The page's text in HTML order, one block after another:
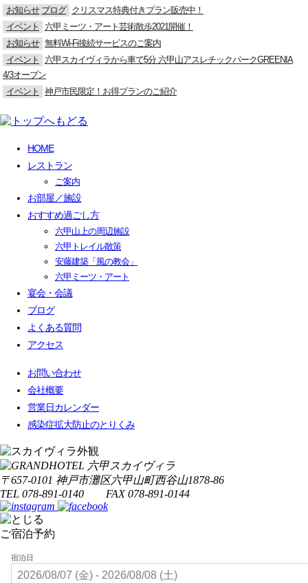
お知らせ ブログ
クリスマス特典付きプラン販売中！
イベント
六甲ミーツ・アート芸術散歩2021開催！
お知らせ 無料Wi-Fi接続サービスのご案内
イベント
六甲スカイヴィラから車で5分 六甲山アスレチックパークGREENIA
4/3オープン
イベント
神戸市民限定！お得プランのご紹介
HOME
レストラン
ご案内
お部屋／施設
おすすめ過ごし方
六甲山上の周辺施設
六甲トレイル散策
安藤建築「風の教会」
六甲ミーツ・アート
宴会・会議
ブログ
よくある質問
アクセス
お問い合わせ
会社概要
営業日カレンダー
感染症拡大防止のとりくみ
〒657-0101 神戸市灘区六甲山町西谷山1878-86
TEL 078-891-0140 FAX 078-891-0144
ご宿泊予約
宿泊日